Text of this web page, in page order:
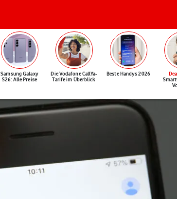
Samsung Galaxy
S26: Alle Preise
Die Vodafone CallYa-
Tarife im Überblick
Beste Handys 2026